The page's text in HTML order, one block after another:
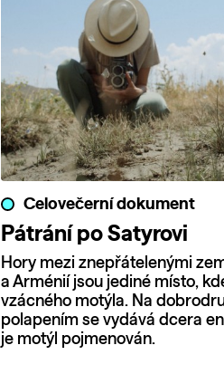
Celovečerní dokument
Pátrání po Satyrovi
Hory mezi znepřátelenými
a Arménií jsou jediné místo,
vzácného motýla. Na
polapením se vydává dcera
je motýl pojmenován.